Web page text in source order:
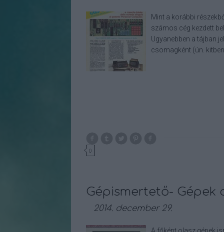
Mint a korábbi
számos cég kezdett
Ugyanebben a tájban
csomagként (ún.
0
Gépismertető- Gépek
2014. december 29.